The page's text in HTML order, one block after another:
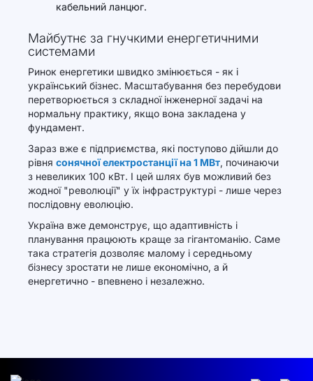
кабельний ланцюг.
Майбутнє за гнучкими енергетичними
системами
Ринок енергетики швидко змінюється - як і
український бізнес. Масштабування без перебудови
перетворюється з складної інженерної задачі на
нормальну практику, якщо вона закладена у
фундамент.
Зараз вже є підприємства, які поступово дійшли до
рівня сонячної електростанції на 1 МВт, починаючи
з невеликих 100 кВт. І цей шлях був можливий без
жодної "революції" у їх інфраструктурі - лише через
послідовну еволюцію.
Україна вже демонструє, що адаптивність і
планування працюють краще за гігантоманію. Саме
така стратегія дозволяє малому і середньому
бізнесу зростати не лише економічно, а й
енергетично - впевнено і незалежно.